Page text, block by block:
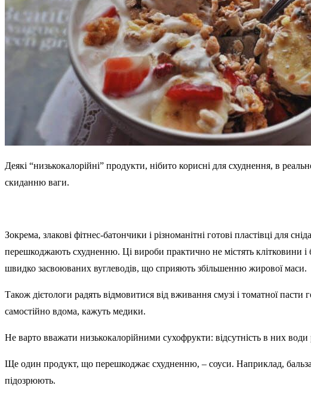
Деякі “низькокалорійні” продукти, нібито корисні для схуднення, в
скиданню ваги.
Зокрема, злакові фітнес-батончики і різноманітні готові пластівці для
перешкоджають схудненню. Ці вироби практично не містять клітковини і
швидко засвоюваних вуглеводів, що сприяють збільшенню жирової маси.
Також дієтологи радять відмовитися від вживання смузі і томатної
самостійно вдома, кажуть медики.
Не варто вважати низькокалорійними сухофрукти: відсутність в них
Ще один продукт, що перешкоджає схудненню, – соуси. Наприклад,
підозрюють.